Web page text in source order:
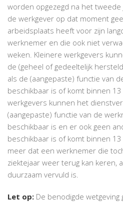
worden opgezegd na het
de werkgever op dat moment
arbeidsplaats heeft voor zijn
werknemer en die ook niet
weken. Kleinere werkgevers
de (geheel of gedeeltelijk
als de (aangepaste) functie van
beschikbaar is of komt binnen
werkgevers kunnen het
(aangepaste) functie van de
beschikbaar is en er ook geen
beschikbaar is of komt binnen
meer dat een werknemer die
ziektejaar weer terug kan keren,
duurzaam vervuld is.
Let op: De benodigde